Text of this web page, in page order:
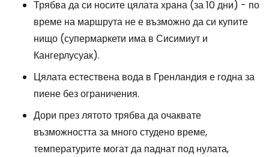
Трябва да си носите цялата храна (за 10 дни) - по
време на маршрута не е възможно да си купите
нищо (супермаркети има в Сисимиут и
Кангерлусуак).
Цялата естествена вода в Гренландия е годна за
пиене без ограничения.
Дори през лятото трябва да очаквате
възможността за много студено време,
температурите могат да паднат под нулата,